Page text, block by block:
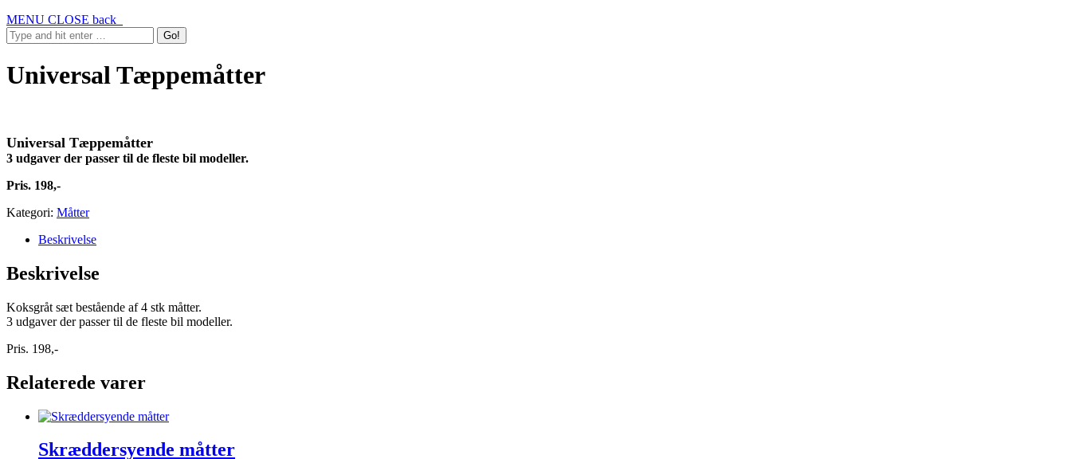
MENU CLOSE back
Universal Tæppemåtter
Universal Tæppemåtter
3 udgaver der passer til de fleste bil modeller.
Pris. 198,-
Kategori: Måtter
Beskrivelse
Beskrivelse
Koksgråt sæt bestående af 4 stk måtter.
3 udgaver der passer til de fleste bil modeller.
Pris. 198,-
Relaterede varer
Skræddersyende måtter